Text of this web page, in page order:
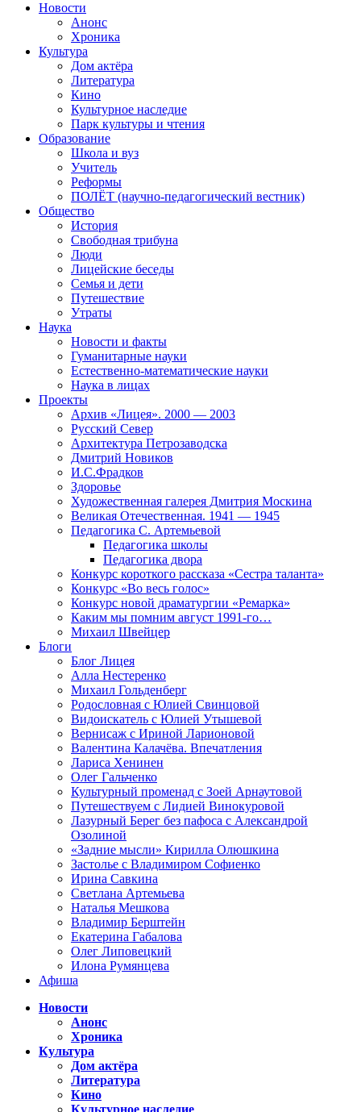
Новости
Анонс
Хроника
Культура
Дом актёра
Литература
Кино
Культурное наследие
Парк культуры и чтения
Образование
Школа и вуз
Учитель
Реформы
ПОЛЁТ (научно-педагогический вестник)
Общество
История
Свободная трибуна
Люди
Лицейские беседы
Семья и дети
Путешествие
Утраты
Наука
Новости и факты
Гуманитарные науки
Естественно-математические науки
Наука в лицах
Проекты
Архив «Лицея». 2000 — 2003
Русский Север
Архитектура Петрозаводска
Дмитрий Новиков
И.С.Фрадков
Здоровье
Художественная галерея Дмитрия Москина
Великая Отечественная. 1941 — 1945
Педагогика С. Артемьевой
Педагогика школы
Педагогика двора
Конкурс короткого рассказа «Сестра таланта»
Конкурс «Во весь голос»
Конкурс новой драматургии «Ремарка»
Каким мы помним август 1991-го…
Михаил Швейцер
Блоги
Блог Лицея
Алла Нестеренко
Михаил Гольденберг
Родословная с Юлией Свинцовой
Видоискатель с Юлией Утышевой
Вернисаж с Ириной Ларионовой
Валентина Калачёва. Впечатления
Лариса Хенинен
Олег Гальченко
Культурный променад с Зоей Арнаутовой
Путешествуем с Лидией Винокуровой
Лазурный Берег без пафоса с Александрой
Озолиной
«Задние мысли» Кирилла Олюшкина
Застолье с Владимиром Софиенко
Ирина Савкина
Светлана Артемьева
Наталья Мешкова
Владимир Берштейн
Екатерина Габалова
Олег Липовецкий
Илона Румянцева
Афиша
Новости
Анонс
Хроника
Культура
Дом актёра
Литература
Кино